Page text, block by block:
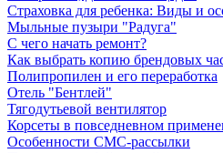
Страховка для ребенка: Виды и
Мыльные пузыри "Радуга"
С чего начать ремонт?
Как выбрать копию брендовых
Полипропилен и его переработка
Отель "Бентлей"
Тягодутьевой вентилятор
Корсеты в повседневном
Особенности СМС-рассылки